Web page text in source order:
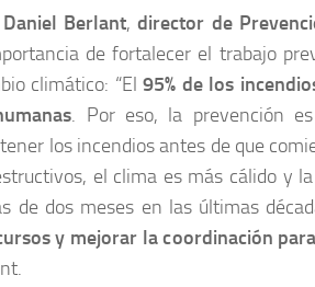
Daniel Berlant,director de
de fortalecer el trabajo
climático: “El95% de los
. Por eso, la prevención
los incendios antes de que
el clima es más cálido y
de dos meses en las últimas
y mejorar la coordinación